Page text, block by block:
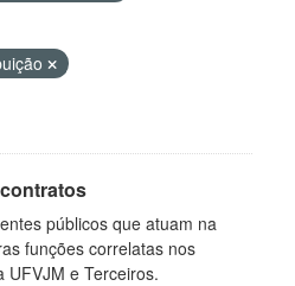
públicos que atuam na
funções correlatas nos
UFVJM e Terceiros.